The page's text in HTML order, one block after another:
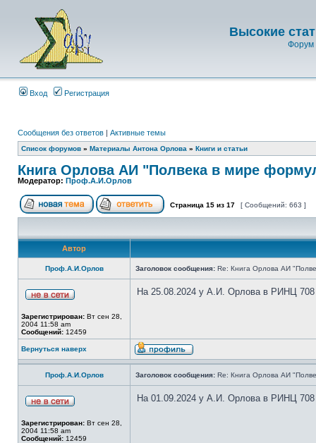
Высокие
Форум
Вход Регистрация
Сообщения без ответов | Активные темы
Список форумов » Материалы Антона Орлова » Книги и статьи
Книга Орлова АИ "Полвека в мире
Модератор: Проф.А.И.Орлов
Страница 15 из 17 [ Сообщений: 663 ]
Автор
Проф.А.И.Орлов Заголовок сообщения: Re: Книга Орлова АИ
Зарегистрирован: Вт сен 28,
2004 11:58 am
Сообщений: 12459
На 25.08.2024 у А.И. Орлова в РИНЦ 708
Вернуться наверх
Проф.А.И.Орлов Заголовок сообщения: Re: Книга Орлова АИ
Зарегистрирован: Вт сен 28,
2004 11:58 am
Сообщений: 12459
На 01.09.2024 у А.И. Орлова в РИНЦ 708